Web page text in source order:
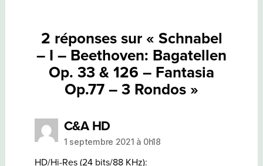
2 réponses sur « Schnabel
– I – Beethoven: Bagatellen
Op. 33 & 126 – Fantasia
Op.77 – 3 Rondos »
C&A HDdit :
1 septembre 2021 à 0h18
HD/Hi-Res (24 bits/88 KHz):